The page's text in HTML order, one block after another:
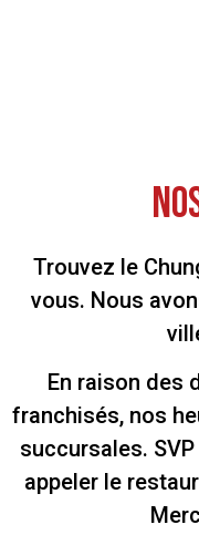
Trouvez le
vous. Nous
En raison des
franchisés, nos
succursales.
appeler le